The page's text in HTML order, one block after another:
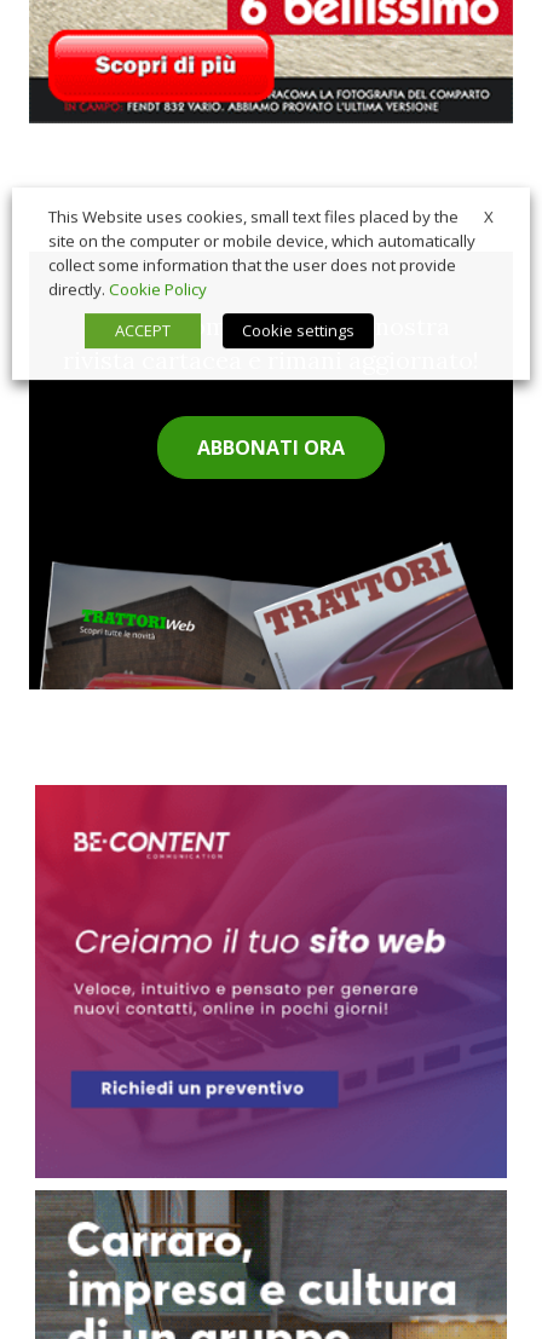
Sfoglia comodamente la nostra
rivista cartacea e rimani aggiornato!
ABBONATI ORA
X
This Website uses cookies, small text files placed by the
site on the computer or mobile device, which automatically
collect some information that the user does not provide
directly. Cookie Policy
ACCEPT
Cookie settings